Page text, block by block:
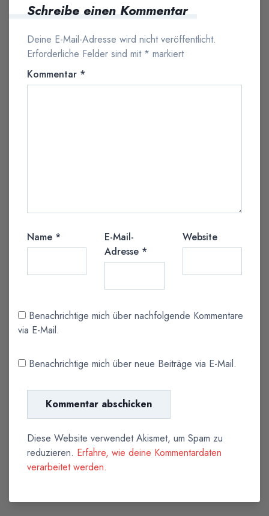
Schreibe einen Kommentar
Deine E-Mail-Adresse wird nicht veröffentlicht.
Erforderliche Felder sind mit * markiert
Kommentar *
Name *
E-Mail-
Adresse *
Website
Benachrichtige mich über nachfolgende Kommentare
via E-Mail.
Benachrichtige mich über neue Beiträge via E-Mail.
Diese Website verwendet Akismet, um Spam zu
reduzieren. Erfahre, wie deine Kommentardaten
verarbeitet werden.